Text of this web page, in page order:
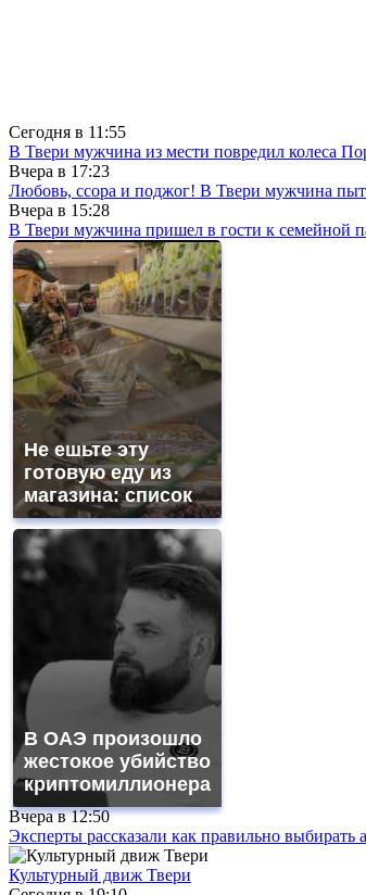
Сегодня в 11:55
В Твери мужчина из мести повредил колеса
Вчера в 17:23
Любовь, ссора и поджог! В Твери мужчина
Вчера в 15:28
В Твери мужчина пришел в гости к семейной
Не ешьте эту
готовую еду из
магазина: список
В ОАЭ произошло
жестокое убийство
криптомиллионера
Вчера в12:50
Эксперты рассказали как правильно выбирать
Культурный движ Твери